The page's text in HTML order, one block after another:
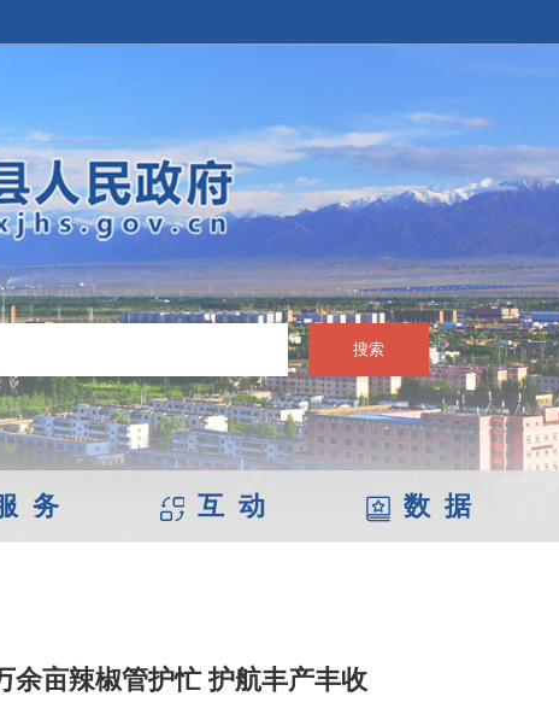
搜索
务 互 动 数 据
余亩辣椒管护忙 护航丰产丰收